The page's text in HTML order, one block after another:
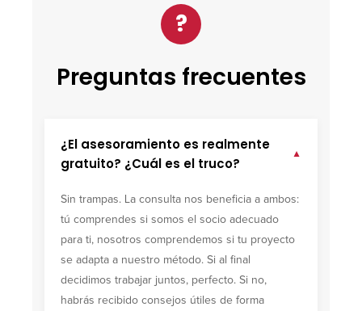
?
Preguntas frecuentes
¿El asesoramiento es realmente
gratuito? ¿Cuál es el truco?
▼
Sin trampas. La consulta nos beneficia a ambos:
tú comprendes si somos el socio adecuado
para ti, nosotros comprendemos si tu proyecto
se adapta a nuestro método. Si al final
decidimos trabajar juntos, perfecto. Si no,
habrás recibido consejos útiles de forma